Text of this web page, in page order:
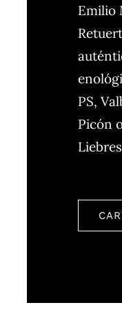
Emilio
PS,
Picón